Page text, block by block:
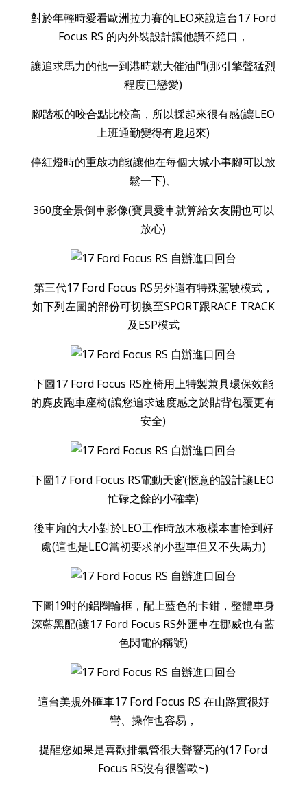
對於年輕時愛看歐洲拉力賽的LEO來說這台17 Ford
Focus RS 的內外裝設計讓他讚不絕口，
讓追求馬力的他一到港時就大催油門(那引擎聲猛烈
程度已戀愛)
腳踏板的咬合點比較高，所以採起來很有感(讓LEO
上班通勤變得有趣起來)
停紅燈時的重啟功能(讓他在每個大城小事腳可以放
鬆一下)、
360度全景倒車影像(寶貝愛車就算給女友開也可以
放心)
第三代17 Ford Focus RS另外還有特殊駕駛模式，
如下列左圖的部份可切換至SPORT跟RACE TRACK
及ESP模式
下圖17 Ford Focus RS座椅用上特製兼具環保效能
的麂皮跑車座椅(讓您追求速度感之於貼背包覆更有
安全)
下圖17 Ford Focus RS電動天窗(愜意的設計讓LEO
忙碌之餘的小確幸)
後車廂的大小對於LEO工作時放木板樣本書恰到好
處(這也是LEO當初要求的小型車但又不失馬力)
下圖19吋的鋁圈輪框，配上藍色的卡鉗，整體車身
深藍黑配(讓17 Ford Focus RS外匯車在挪威也有藍
色閃電的稱號)
這台美規外匯車17 Ford Focus RS 在山路實很好
彎、操作也容易，
提醒您如果是喜歡排氣管很大聲響亮的(17 Ford
Focus RS沒有很響歐~)